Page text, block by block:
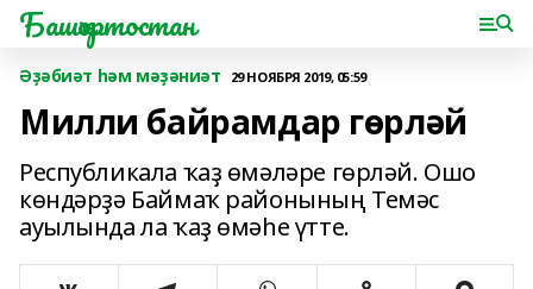
Башҡортостан
Әҙәбиәт һәм мәҙәниәт 29 НОЯБРЯ 2019, 05:59
Милли байрамдар гөрләй
Республикала ҡаҙ өмәләре гөрләй. Ошо
көндәрҙә Баймаҡ районының Темәс
ауылында ла ҡаҙ өмәһе үтте.